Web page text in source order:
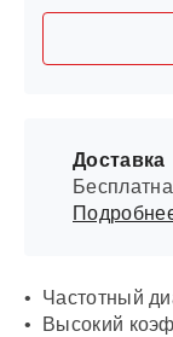
• Частотный
• Высокий
Доставка